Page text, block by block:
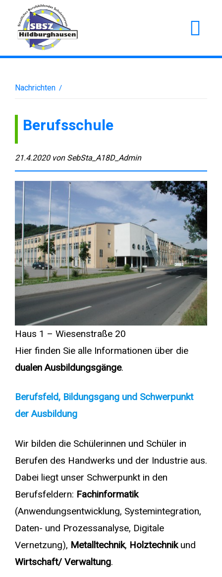
Nachrichten /
Berufsschule
21.4.2020 von SebSta_A18D_Admin
Haus 1 – Wiesenstraße 20
Hier finden Sie alle Informationen über die
dualen Ausbildungsgänge.
Berufsfeld, Bildungsgang und Schwerpunkt
der Ausbildung
Wir bilden die Schülerinnen und Schüler in
Berufen des Handwerks und der Industrie aus.
Dabei liegt unser Schwerpunkt in den
Berufsfeldern: Fachinformatik
(Anwendungsentwicklung, Systemintegration,
Daten- und Prozessanalyse, Digitale
Vernetzung), Metalltechnik, Holztechnikund
Wirtschaft/ Verwaltung.